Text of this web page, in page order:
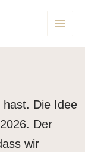
Die Idee
Der
wir